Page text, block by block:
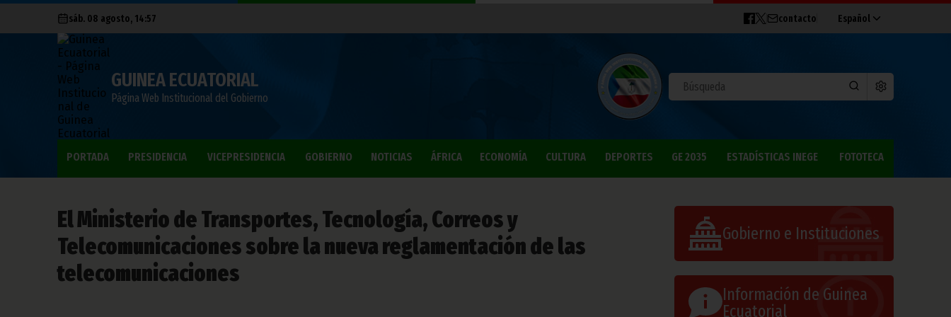
sáb. 08 agosto, 14:57 contacto Español
GUINEA ECUATORIAL
Página Web Institucional del Gobierno
PORTADA PRESIDENCIA VICEPRESIDENCIA GOBIERNO NOTICIAS ÁFRICA ECONOMÍA CULTURA DEPORTES GE 2035 ESTADÍSTICAS INEGE FOTOTECA
El Ministerio de Transportes, Tecnología, Correos y
Telecomunicaciones sobre la nueva reglamentación de las
telecomunicaciones
Gobierno e Instituciones
Información de Guinea
Ecuatorial